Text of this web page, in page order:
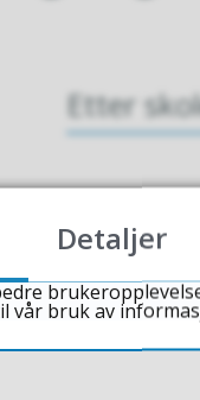
Etter
Detaljer
vår bruk av